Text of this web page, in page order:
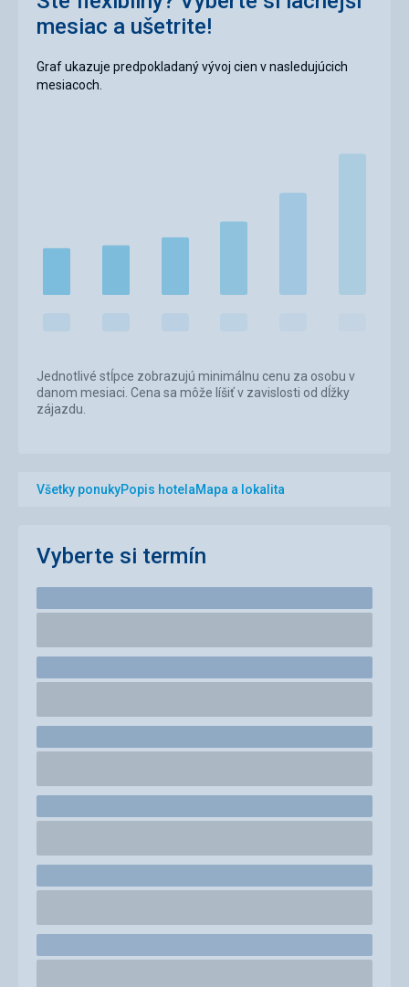
mesiac a ušetrite!
Graf ukazuje predpokladaný vývoj cien v nasledujúcich
mesiacoch.
Jednotlivé stĺpce zobrazujú minimálnu cenu za osobu v
danom mesiaci. Cena sa môže líšiť v zavislosti od dĺžky
zájazdu.
Všetky ponukyPopis hotelaMapa a lokalita
Vyberte si termín